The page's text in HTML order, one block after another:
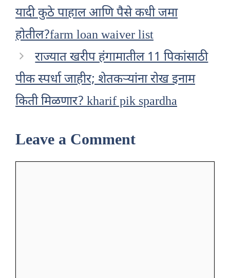
यादी कुठे पाहाल आणि पैसे कधी जमा
होतील?farm loan waiver list
राज्यात खरीप हंगामातील 11 पिकांसाठी
पीक स्पर्धा जाहीर; शेतकऱ्यांना रोख इनाम
किती मिळणार? kharif pik spardha
Leave a Comment